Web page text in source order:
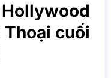
cuối